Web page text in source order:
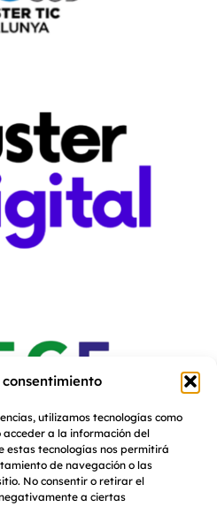
utilizamos tecnologías como
a la información del
estas tecnologías nos permitirá
de navegación o las
No consentir o retirar el
a ciertas